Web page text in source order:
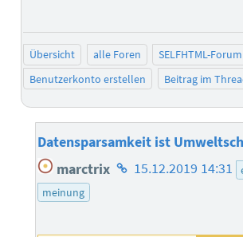
Übersicht alle Foren SELFHTML-Forum
Benutzerkonto erstellen
Beitrag im
Datensparsamkeit ist
marctrix Homepage
15.12.2019 14:31
meinung